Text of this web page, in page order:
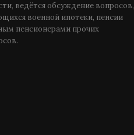
ведётся обсуждение вопросов,
военной ипотеки, пенсии
пенсионерами прочих